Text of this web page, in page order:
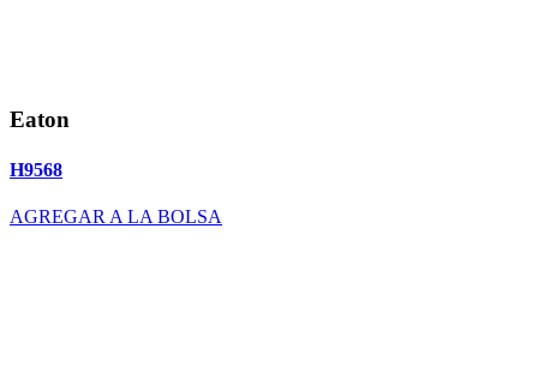
Eaton
H9568
AGREGAR A LA BOLSA